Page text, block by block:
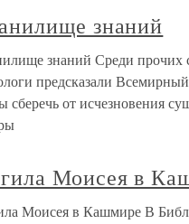
знаний
знаний Среди прочих
предсказали
сберечь от исчезновения
Моисея в
Моисея в Кашмире В